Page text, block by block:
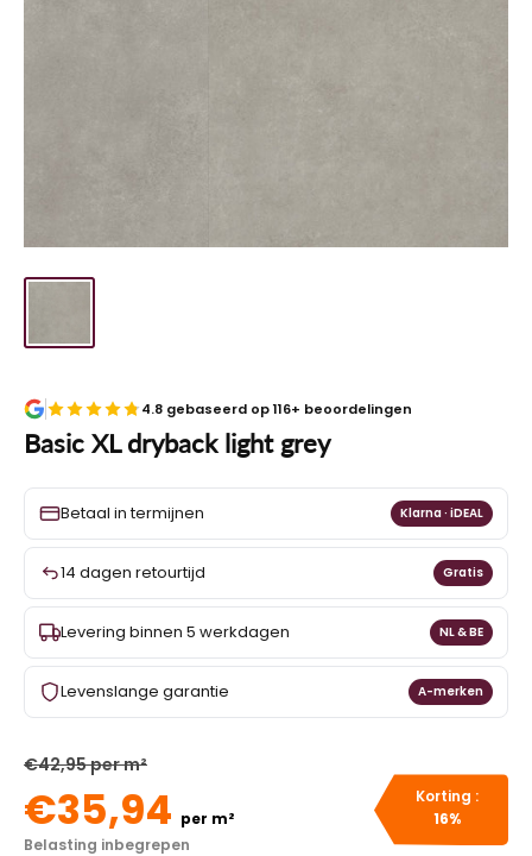
4.8 gebaseerd op 116+ beoordelingen
Basic XL dryback light grey
Betaal in termijnen Klarna · iDEAL
14 dagen retourtijd Gratis
Levering binnen 5 werkdagen NL & BE
Levenslange garantie A-merken
€42,95 per m²
€35,94 per m²
Belasting inbegrepen
Korting :
16%